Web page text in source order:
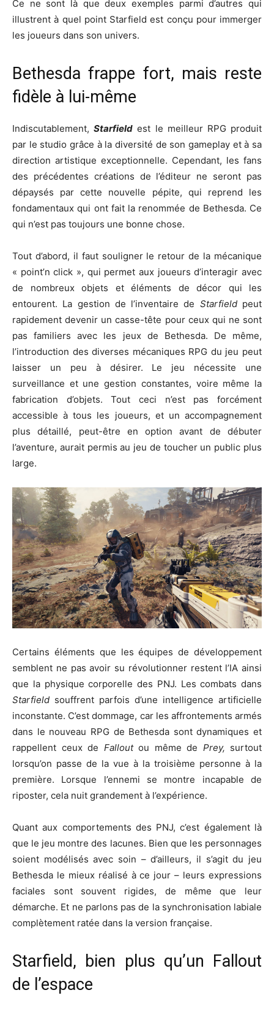
Ce ne sont là que deux exemples parmi d’autres qui
illustrent à quel point Starfield est conçu pour immerger
les joueurs dans son univers.
Bethesda frappe fort, mais reste
fidèle à lui-même
Indiscutablement,Starfield est le meilleur RPG produit
par le studio grâce à la diversité de son gameplay et à sa
direction artistique exceptionnelle. Cependant, les fans
des précédentes créations de l’éditeur ne seront pas
dépaysés par cette nouvelle pépite, qui reprend les
fondamentaux qui ont fait la renommée de Bethesda. Ce
qui n’est pas toujours une bonne chose.
Tout d’abord, il faut souligner le retour de la mécanique
« point’n click », qui permet aux joueurs d’interagir avec
de nombreux objets et éléments de décor qui les
entourent. La gestion de l’inventaire de Starfieldpeut
rapidement devenir un casse-tête pour ceux qui ne sont
pas familiers avec les jeux de Bethesda. De même,
l’introduction des diverses mécaniques RPG du jeu peut
laisser un peu à désirer. Le jeu nécessite une
surveillance et une gestion constantes, voire même la
fabrication d’objets. Tout ceci n’est pas forcément
accessible à tous les joueurs, et un accompagnement
plus détaillé, peut-être en option avant de débuter
l’aventure, aurait permis au jeu de toucher un public plus
large.
Certains éléments que les équipes de développement
semblent ne pas avoir su révolutionner restent l’IA ainsi
que la physique corporelle des PNJ. Les combats dans
Starfield souffrent parfois d’une intelligence artificielle
inconstante. C’est dommage, car les affrontements armés
dans le nouveau RPG de Bethesda sont dynamiques et
rappellent ceux de Falloutou même de Prey, surtout
lorsqu’on passe de la vue à la troisième personne à la
première. Lorsque l’ennemi se montre incapable de
riposter, cela nuit grandement à l’expérience.
Quant aux comportements des PNJ, c’est également là
que le jeu montre des lacunes. Bien que les personnages
soient modélisés avec soin – d’ailleurs, il s’agit du jeu
Bethesda le mieux réalisé à ce jour – leurs expressions
faciales sont souvent rigides, de même que leur
démarche. Et ne parlons pas de la synchronisation labiale
complètement ratée dans la version française.
Starfield, bien plus qu’un Fallout
de l’espace